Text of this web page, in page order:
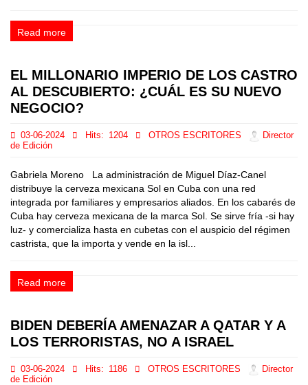
Read more
EL MILLONARIO IMPERIO DE LOS CASTRO
AL DESCUBIERTO: ¿CUÁL ES SU NUEVO
NEGOCIO?
03-06-2024 Hits: 1204 OTROS ESCRITORES
Director
de Edición
Gabriela Moreno La administración de Miguel Díaz-Canel
distribuye la cerveza mexicana Sol en Cuba con una red
integrada por familiares y empresarios aliados. En los cabarés de
Cuba hay cerveza mexicana de la marca Sol. Se sirve fría -si hay
luz- y comercializa hasta en cubetas con el auspicio del régimen
castrista, que la importa y vende en la isl...
Read more
BIDEN DEBERÍA AMENAZAR A QATAR Y A
LOS TERRORISTAS, NO A ISRAEL
03-06-2024 Hits: 1186 OTROS ESCRITORES
Director
de Edición